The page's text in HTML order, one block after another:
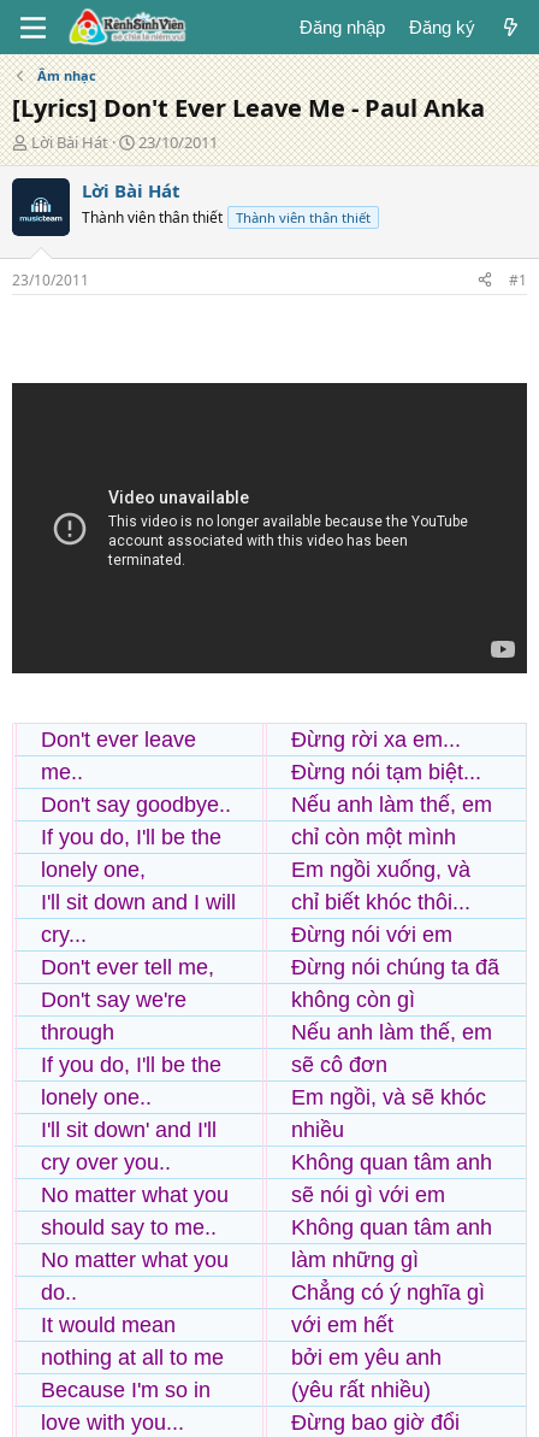
Đăng nhập Đăng ký
Âm nhạc
[Lyrics] Don't Ever Leave Me - Paul Anka
T
á
c
g
i
ả
Lời Bài Hát
N
g
à
y
đ
g
23/10/2011
Lời Bài Hát
Thành viên thân thiết Thành viên thân thiết
23/10/2011 #1
Don't ever leave
me..
Don't say goodbye..
If you do, I'll be the
lonely one,
I'll sit down and I will
cry...
Don't ever tell me,
Don't say we're
through
If you do, I'll be the
lonely one..
I'll sit down' and I'll
cry over you..
No matter what you
should say to me..
No matter what you
do..
It would mean
nothing at all to me
Because I'm so in
love with you...
Đừng rời xa em...
Đừng nói tạm biệt...
Nếu anh làm thế, em
chỉ còn một mình
Em ngồi xuống, và
chỉ biết khóc thôi...
Đừng nói với em
Đừng nói chúng ta đã
không còn gì
Nếu anh làm thế, em
sẽ cô đơn
Em ngồi, và sẽ khóc
nhiều
Không quan tâm anh
sẽ nói gì với em
Không quan tâm anh
làm những gì
Chẳng có ý nghĩa gì
với em hết
bởi em yêu anh
(yêu rất nhiều)
Đừng bao giờ đổi